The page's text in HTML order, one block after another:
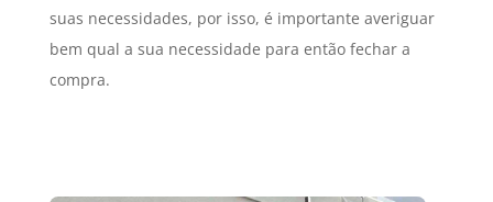
suas necessidades, por isso, é importante averiguar
bem qual a sua necessidade para então fechar a
compra.